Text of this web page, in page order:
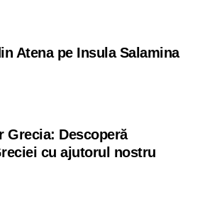
Atena pe Insula Salamina
Grecia: Descoperă
cu ajutorul nostru